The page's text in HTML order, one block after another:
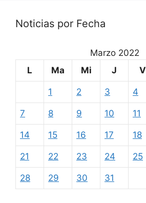
Noticias por Fecha
Marzo 2022
L
Ma Mi J V
1 2 3 4
7 8 9 10 11
14 15 16 17 18
21 22 23 24 25
28 29 30 31